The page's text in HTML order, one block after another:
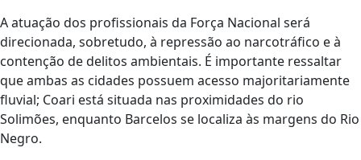
A atuação dos profissionais da Força Nacional será
direcionada, sobretudo, à repressão ao narcotráfico e à
contenção de delitos ambientais. É importante ressaltar
que ambas as cidades possuem acesso majoritariamente
fluvial; Coari está situada nas proximidades do rio
Solimões, enquanto Barcelos se localiza às margens do Rio
Negro.